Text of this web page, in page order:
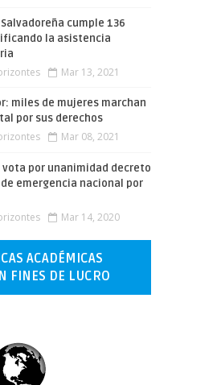
cumple 136
la asistencia
Mar 13, 2021
miles de mujeres marchan
por sus derechos
Mar 08, 2021
vota por unanimidad decreto
emergencia nacional por
Mar 14, 2020
ACADÉMICAS
FINES DE LUCRO